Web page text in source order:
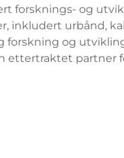
forsknings- og
inkludert urbånd,
forskning og
ettertraktet partner